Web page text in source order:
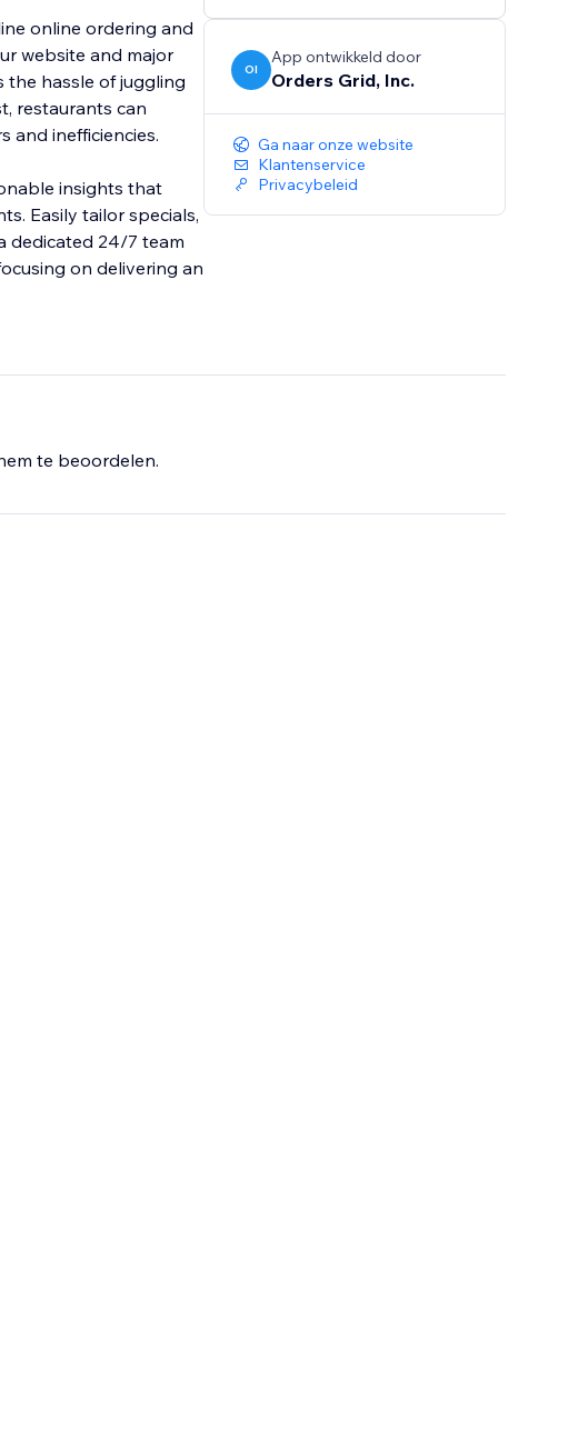
online ordering and
website and major
hassle of juggling
restaurants can
and inefficiencies.
insights that
Easily tailor specials,
dedicated 24/7 team
on delivering an
OI
App ontwikkeld door
Orders Grid, Inc.
Ga naar onze website
Klantenservice
Privacybeleid
te beoordelen.